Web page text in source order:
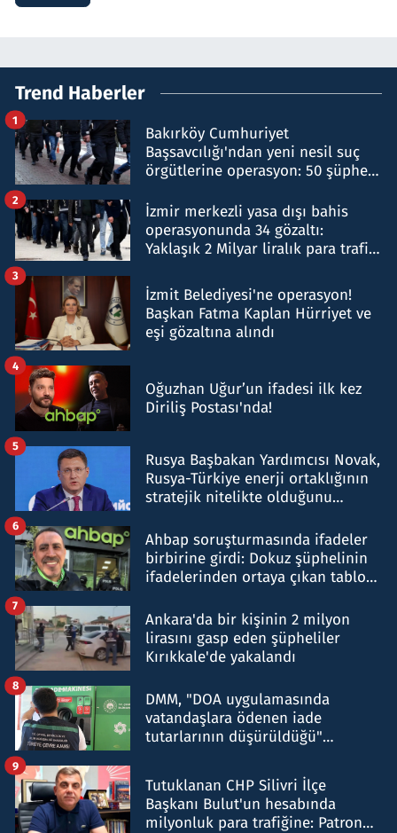
Trend Haberler
Bakırköy Cumhuriyet
Başsavcılığı'ndan yeni nesil suç
örgütlerine operasyon: 50 şüpheli
1
İzmir merkezli yasa dışı bahis
operasyonunda 34 gözaltı:
Yaklaşık 2 Milyar liralık para trafiği
2
İzmit Belediyesi'ne operasyon!
Başkan Fatma Kaplan Hürriyet ve
eşi gözaltına alındı
3
Oğuzhan Uğur’un ifadesi ilk kez
Diriliş Postası'nda!
4
Rusya Başbakan Yardımcısı Novak,
Rusya-Türkiye enerji ortaklığının
stratejik nitelikte olduğunu
5
Ahbap soruşturmasında ifadeler
birbirine girdi: Dokuz şüphelinin
ifadelerinden ortaya çıkan tablo
6
Ankara'da bir kişinin 2 milyon
lirasını gasp eden şüpheliler
Kırıkkale'de yakalandı
7
DMM, "DOA uygulamasında
vatandaşlara ödenen iade
tutarlarının düşürüldüğü"
8
Tutuklanan CHP Silivri İlçe
Başkanı Bulut'un hesabında
milyonluk para trafiğine: Patron
9